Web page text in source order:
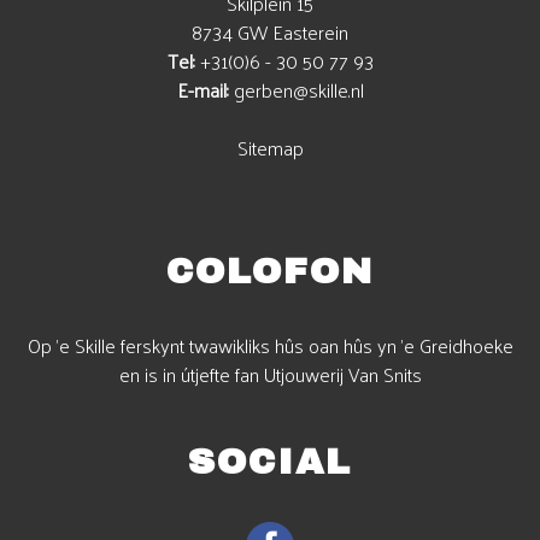
8734 GW Easterein
Tel:+31(0)6 - 30 50 77 93
E-mail:gerben@skille.nl
Sitemap
COLOFON
Op 'e Skille ferskynt twawikliks hûs oan hûs yn 'e Greidhoeke
en is in útjefte fan Utjouwerij Van Snits
SOCIAL